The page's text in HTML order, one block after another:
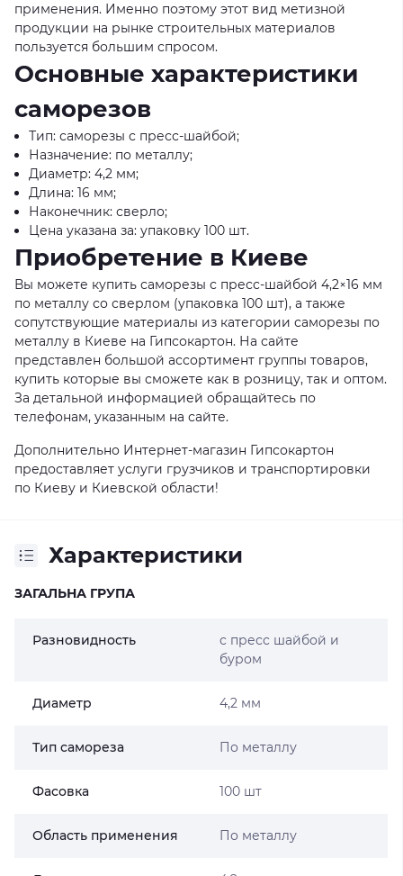
применения. Именно поэтому этот вид метизной
продукции на рынке строительных материалов
пользуется большим спросом.
Основные характеристики
саморезов
Тип: саморезы с пресс-шайбой;
Назначение: по металлу;
Диаметр: 4,2 мм;
Длина: 16 мм;
Наконечник: сверло;
Цена указана за: упаковку 100 шт.
Приобретение в Киеве
Вы можете купить саморезы с пресс-шайбой 4,2×16 мм
по металлу со сверлом (упаковка 100 шт), а также
сопутствующие материалы из категории саморезы по
металлу в Киеве на Гипсокартон. На сайте
представлен большой ассортимент группы товаров,
купить которые вы сможете как в розницу, так и оптом.
За детальной информацией обращайтесь по
телефонам, указанным на сайте.
Дополнительно Интернет-магазин Гипсокартон
предоставляет услуги грузчиков и транспортировки
по Киеву и Киевской области!
Характеристики
ЗАГАЛЬНА ГРУПА
Разновидность
с пресс шайбой и
буром
Диаметр 4,2 мм
Тип самореза По металлу
Фасовка 100 шт
Область применения По металлу